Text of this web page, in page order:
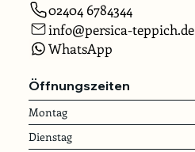
02404 6784344
info@persica-teppich.de
WhatsApp
Öffnungszeiten
Montag
Dienstag